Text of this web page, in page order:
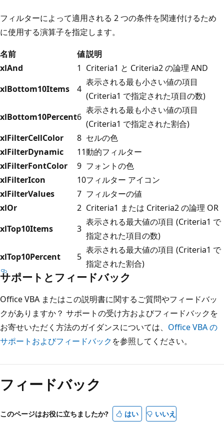
フィルターによって適用される 2 つの条件を関連付けるため
に使用する演算子を指定します。
名前
値説明
xlAnd
1 Criteria1 と Criteria2 の論理 AND
xlBottom10Items
4
表示される最も小さい値の項目
(Criteria1 で指定された項目の数)
xlBottom10Percent6
表示される最も小さい値の項目
(Criteria1 で指定された割合)
xlFilterCellColor
8 セルの色
xlFilterDynamic
11動的フィルター
xlFilterFontColor
9 フォントの色
xlFilterIcon
10フィルター アイコン
xlFilterValues
7 フィルターの値
xlOr
2 Criteria1 または Criteria2 の論理 OR
xlTop10Items
3
表示される最大値の項目 (Criteria1 で
指定された項目の数)
xlTop10Percent
5
表示される最大値の項目 (Criteria1 で
指定された割合)
サポートとフィードバック
Office VBA またはこの説明書に関するご質問やフィードバッ
クがありますか？ サポートの受け方およびフィードバックを
お寄せいただく方法のガイダンスについては、 Office VBA の
サポートおよびフィードバックを参照してください。
み
取
モ
フィードバック
このページはお役に立ちましたか? はい いいえ